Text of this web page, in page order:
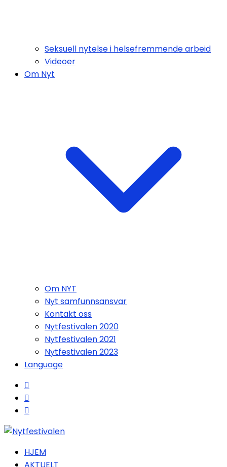
Seksuell nytelse i helsefremmende arbeid
Videoer
Om Nyt
Om NYT
Nyt samfunnsansvar
Kontakt oss
Nytfestivalen 2020
Nytfestivalen 2021
Nytfestivalen 2023
Language
HJEM